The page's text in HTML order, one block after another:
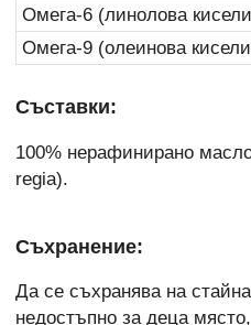
Омега-6 (линолова
Омега-9 (олеинова
Съставки:
100% нерафинирано
regia).
Съхранение:
Да се съхранява на
недостъпно за деца